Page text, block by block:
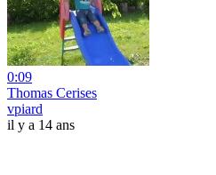
0:09
Thomas Cerises
vpiard
il y a 14 ans